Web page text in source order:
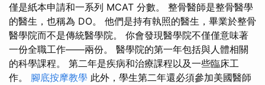
僅是紙本申請和一系列 MCAT 分數。 整骨醫師是整骨醫學
的醫生，也稱為 DO。 他們是持有執照的醫生，畢業於整骨
醫學院而不是傳統醫學院。 你會發現醫學院不僅僅意味著
一份全職工作——兩份。 醫學院的第一年包括與人體相關
的科學課程。 第二年是疾病和治療課程以及一些臨床工
作。 腳底按摩教學 此外，學生第二年還必須參加美國醫師